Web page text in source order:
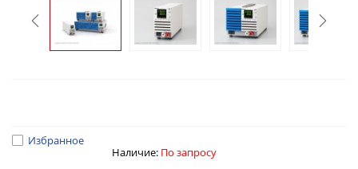
Избранное
Наличие: По запросу